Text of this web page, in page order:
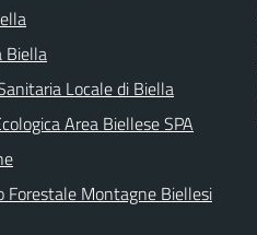
Biella
Locale di Biella
Area Biellese SPA
Forestale Montagne Biellesi